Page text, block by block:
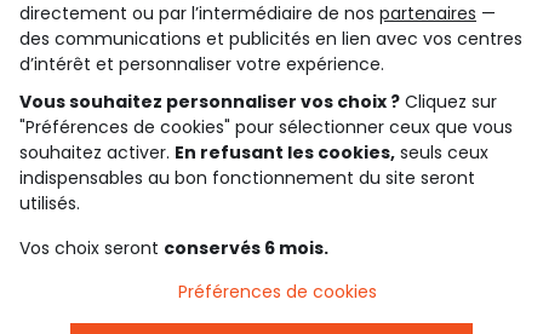
le club fidélité
notre catalogue
Conditions générales de ventes et d'utilisation
Conditions d’utilisation des réseaux sociaux
Politique de confidentialité
Cookies et données personnelles
Paramètres des cookies
directement ou par l’intermédiaire de nos partenaires —
des communications et publicités en lien avec vos centres
d’intérêt et personnaliser votre expérience.
Vous souhaitez personnaliser vos choix ? Cliquez sur
"Préférences de cookies" pour sélectionner ceux que vous
souhaitez activer. En refusant les cookies, seuls ceux
indispensables au bon fonctionnement du site seront
utilisés.
Vos choix seront conservés 6 mois.
Préférences de cookies